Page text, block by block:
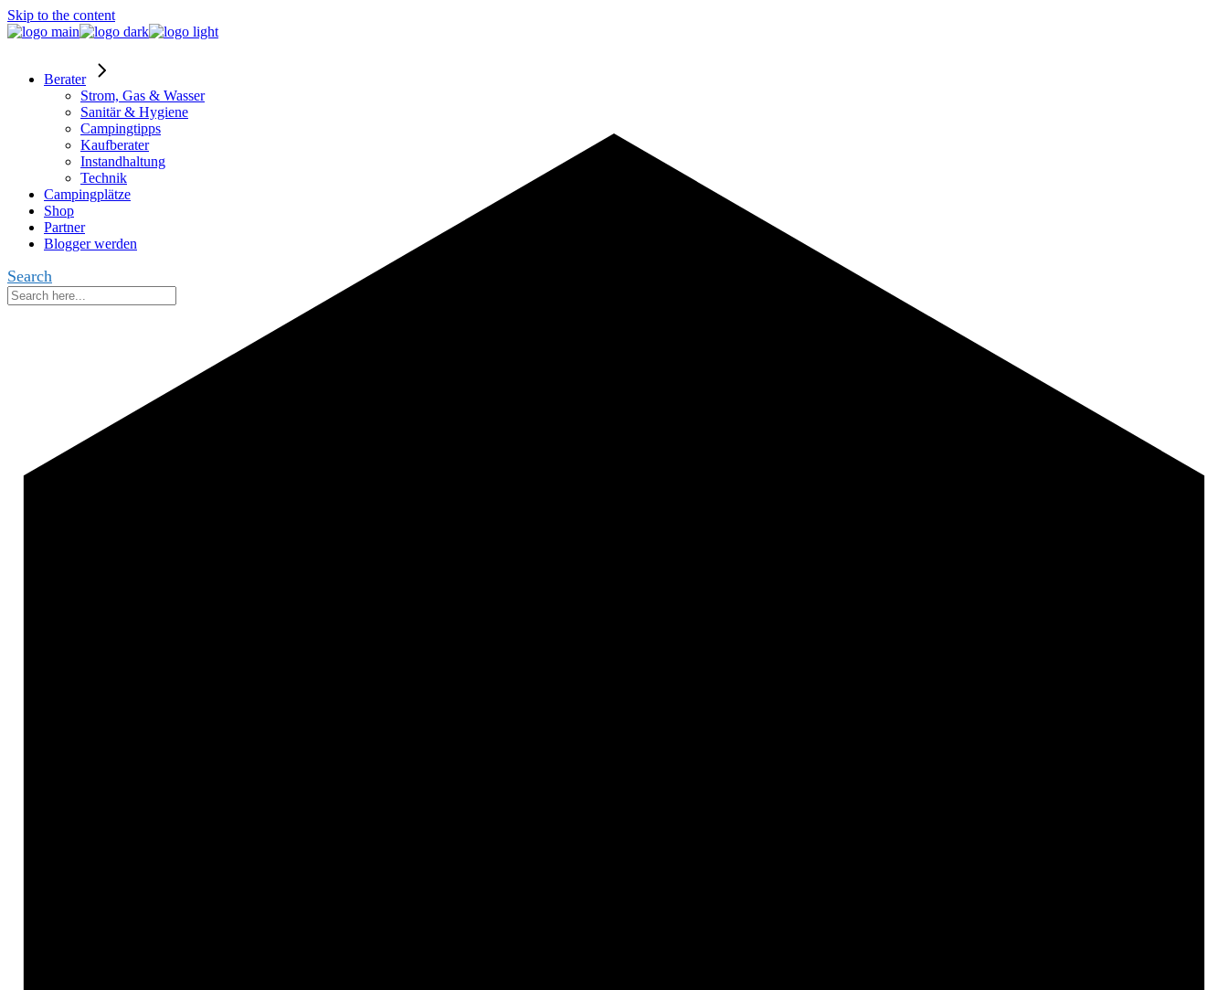
Skip to the content
Berater
Strom, Gas & Wasser
Sanitär & Hygiene
Campingtipps
Kaufberater
Instandhaltung
Technik
Campingplätze
Shop
Partner
Blogger werden
Search